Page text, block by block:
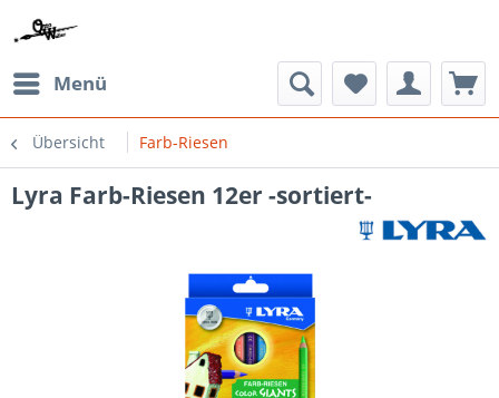
Menü
Übersicht Farb-Riesen
Lyra Farb-Riesen 12er -sortiert-